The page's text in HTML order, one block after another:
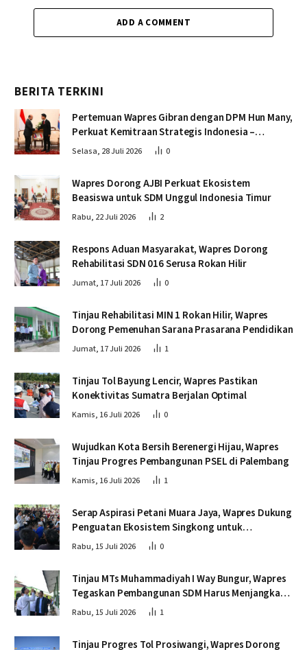
ADD A COMMENT
BERITA TERKINI
Pertemuan Wapres Gibran dengan DPM Hun Many,
Perkuat Kemitraan Strategis Indonesia –
Kamboja
Selasa, 28 Juli 2026 0
Wapres Dorong AJBI Perkuat Ekosistem
Beasiswa untuk SDM Unggul Indonesia Timur
Rabu, 22 Juli 2026 2
Respons Aduan Masyarakat, Wapres Dorong
Rehabilitasi SDN 016 Serusa Rokan Hilir
Jumat, 17 Juli 2026 0
Tinjau Rehabilitasi MIN 1 Rokan Hilir, Wapres
Dorong Pemenuhan Sarana Prasarana Pendidikan
Jumat, 17 Juli 2026 1
Tinjau Tol Bayung Lencir, Wapres Pastikan
Konektivitas Sumatra Berjalan Optimal
Kamis, 16 Juli 2026 0
Wujudkan Kota Bersih Berenergi Hijau, Wapres
Tinjau Progres Pembangunan PSEL di Palembang
Kamis, 16 Juli 2026 1
Serap Aspirasi Petani Muara Jaya, Wapres Dukung
Penguatan Ekosistem Singkong untuk
Swasembada Pangan
Rabu, 15 Juli 2026 0
Tinjau MTs Muhammadiyah I Way Bungur, Wapres
Tegaskan Pembangunan SDM Harus Menjangkau
Seluruh Sekolah
Rabu, 15 Juli 2026 1
Tinjau Progres Tol Prosiwangi, Wapres Dorong